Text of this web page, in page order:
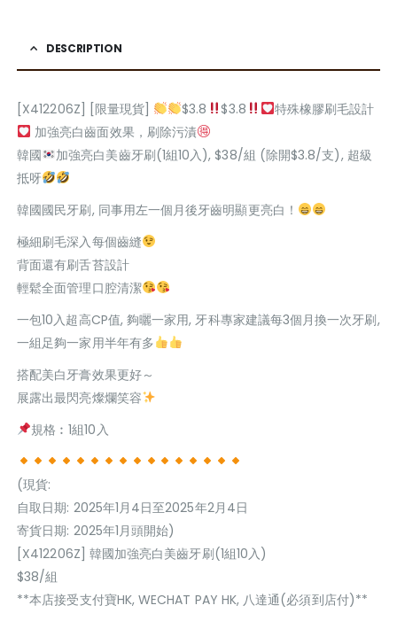
DESCRIPTION
[X412206Z] [限量現貨] $3.8 $3.8
特殊橡膠刷毛設計
加強亮白齒面效果，刷除污漬
韓國
加強亮白美齒牙刷(1組10入), $38/組 (除開$3.8/支), 超級
抵呀
韓國國民牙刷, 同事用左一個月後牙齒明顯更亮白！
極細刷毛深入每個齒縫
背面還有刷舌苔設計
輕鬆全面管理口腔清潔
一包10入超高CP值, 夠曬一家用, 牙科專家建議每3個月換一次牙刷,
一組足夠一家用半年有多
搭配美白牙膏效果更好～
展露出最閃亮燦爛笑容
規格︰1組10入
(現貨:
自取日期: 2025年1月4日至2025年2月4日
寄貨日期: 2025年1月頭開始)
[X412206Z] 韓國加強亮白美齒牙刷(1組10入)
$38/組
**本店接受支付寶HK, WECHAT PAY HK, 八達通(必須到店付)**